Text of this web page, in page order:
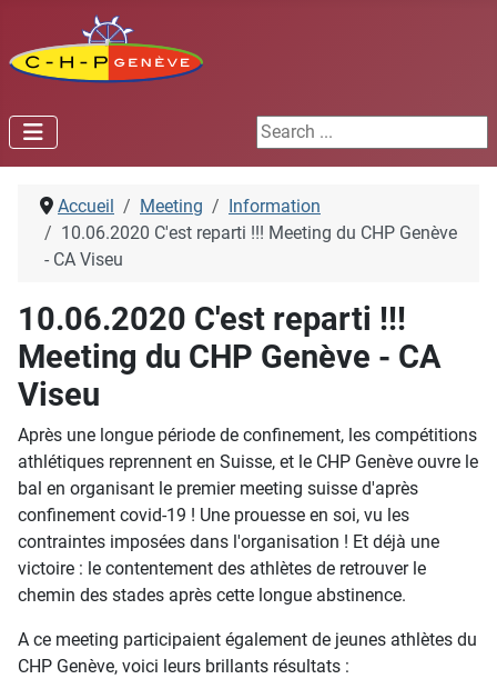
Search ...
Accueil Meeting
Information
10.06.2020 C'est reparti !!! Meeting du CHP Genève
- CA Viseu
10.06.2020 C'est reparti !!!
Meeting du CHP Genève - CA
Viseu
Après une longue période de confinement, les compétitions
athlétiques reprennent en Suisse, et le CHP Genève ouvre le
bal en organisant le premier meeting suisse d'après
confinement covid-19 ! Une prouesse en soi, vu les
contraintes imposées dans l'organisation ! Et déjà une
victoire : le contentement des athlètes de retrouver le
chemin des stades après cette longue abstinence.
A ce meeting participaient également de jeunes athlètes du
CHP Genève, voici leurs brillants résultats :